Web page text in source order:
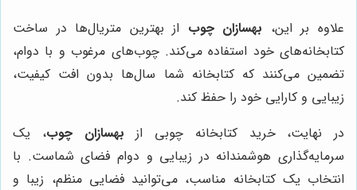
علاوه بر این، بهسازان چوب از بهترین متریال‌ها در ساخت
کتابخانه‌های خود استفاده می‌کند. چوب‌های مرغوب و با دوام،
تضمین می‌کنند که کتابخانه شما سال‌ها بدون افت کیفیت،
زیبایی و کارایی خود را حفظ کند.
در نهایت، خرید کتابخانه چوبی از بهسازان چوب، یک
سرمایه‌گذاری هوشمندانه در زیبایی و دوام فضای شماست. با
انتخاب یک کتابخانه مناسب، می‌توانید فضایی منظم، زیبا و